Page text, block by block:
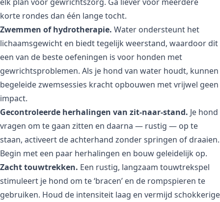
korte rondes dan één lange tocht.
Zwemmen of hydrotherapie. Water ondersteunt het
lichaamsgewicht en biedt tegelijk weerstand, waardoor dit
een van de beste oefeningen is voor honden met
gewrichtsproblemen. Als je hond van water houdt, kunnen
begeleide zwemsessies kracht opbouwen met vrijwel geen
impact.
Gecontroleerde herhalingen van zit-naar-stand. Je hond
vragen om te gaan zitten en daarna — rustig — op te
staan, activeert de achterhand zonder springen of draaien.
Begin met een paar herhalingen en bouw geleidelijk op.
Zacht touwtrekken. Een rustig, langzaam touwtrekspel
stimuleert je hond om te ‘bracen’ en de rompspieren te
gebruiken. Houd de intensiteit laag en vermijd schokkerige